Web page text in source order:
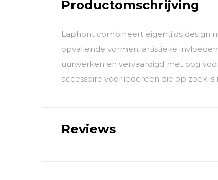
Productomschrijving
Laphont combineert eigentijds design
opvallende vormen, artistieke
uurwerken en vervaardigd met oog
accessoire voor iedereen die op zoek
Reviews